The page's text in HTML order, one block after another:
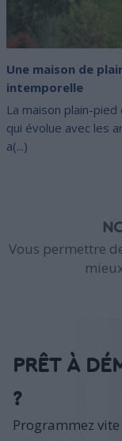
Une maison de
intemporelle
La maison plain-
qui évolue avec les
a(...)
Vous permettre
PRÊT À
?
Programmez